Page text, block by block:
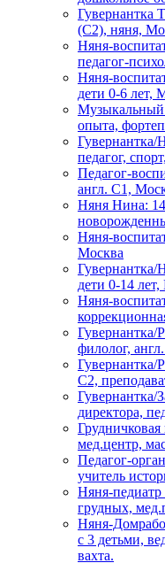
Гувернантка
(C2), няня,
Няня-
педагог-
Няня-
дети 0-6 лет,
Музыкальный
опыта,
Гувернантка/
педагог,
Педагог-
англ. C1,
Няня Нина:
Няня-
Москва
Гувернантка/
дети 0-14
Няня-
Гувернантка/
филолог,
Гувернантка/
C2,
Гувернантка/
директора,
мед.центр,
Педагог-
учитель
Няня-
грудных,
Няня-
с 3 детьми,
вахта.